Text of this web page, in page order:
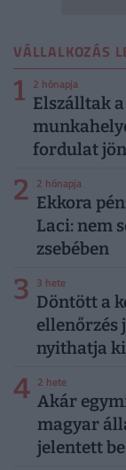
VÁLLALKOZÁS
1 2 hónapja
Elszálltak
fordulat
2 2 hónapja
Ekkora
Laci: nem
zsebében
3 3 hete
Döntött a
ellenőrzés
nyithatja
4 2 hete
Akár
magyar
jelentett